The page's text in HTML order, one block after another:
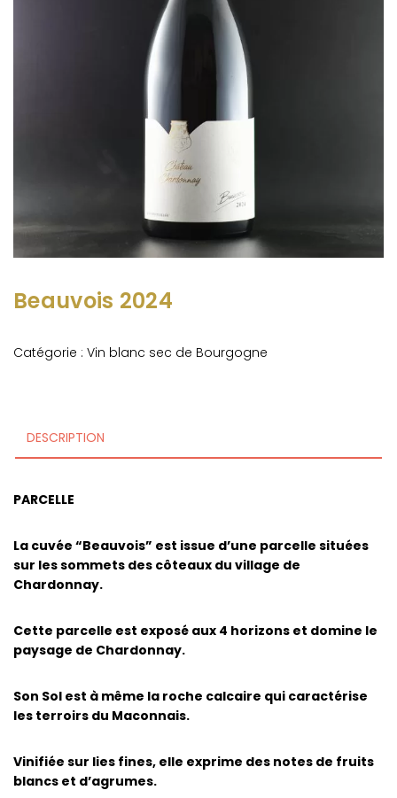
Beauvois 2024
Catégorie : Vin blanc sec de Bourgogne
DESCRIPTION
PARCELLE
La cuvée “Beauvois” est issue d’une parcelle situées
sur les sommets des côteaux du village de
Chardonnay.
Cette parcelle est exposé aux 4 horizons et domine le
paysage de Chardonnay.
Son Sol est à même la roche calcaire qui caractérise
les terroirs du Maconnais.
Vinifiée sur lies fines, elle exprime des notes de fruits
blancs et d’agrumes.